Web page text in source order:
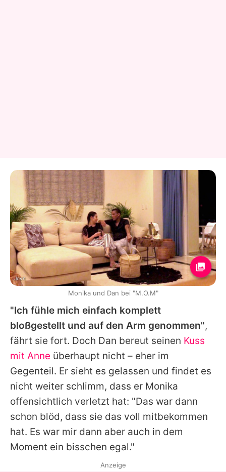
"Ich fühle mich einfach komplett
bloßgestellt und auf den Arm genommen",
fährt sie fort. Doch Dan bereut seinen Kuss
mit Anne überhaupt nicht – eher im
Gegenteil. Er sieht es gelassen und findet es
nicht weiter schlimm, dass er Monika
offensichtlich verletzt hat: "Das war dann
schon blöd, dass sie das voll mitbekommen
hat. Es war mir dann aber auch in dem
Moment ein bisschen egal."
Joyn
Monika und Dan bei "M.O.M"
Anzeige